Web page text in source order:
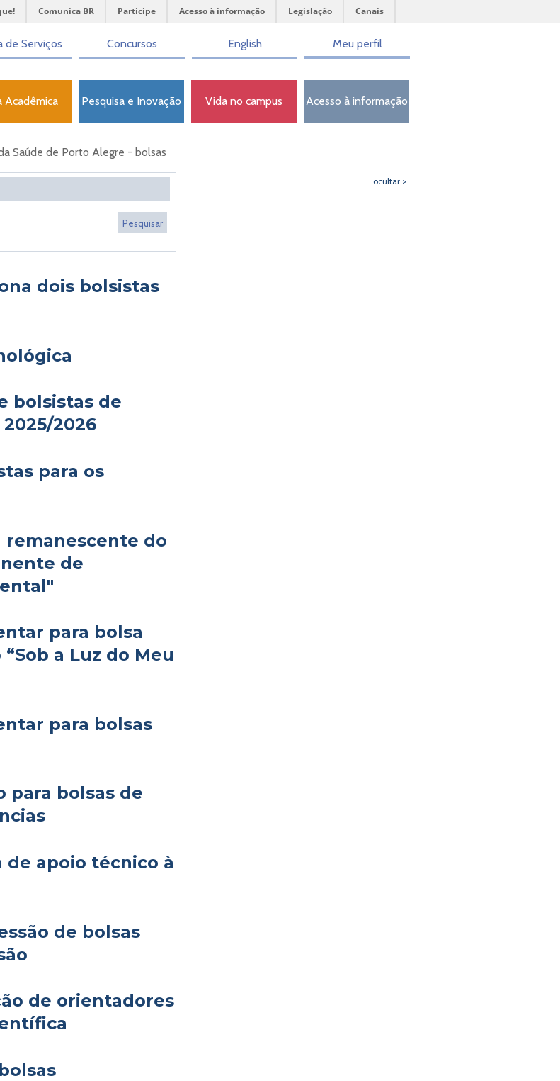
Comunica BR Participe Acesso à informação Legislação Canais
de Serviços Concursos English Meu perfil
Acadêmica Pesquisa e Inovação Vida no campus Acesso à informação
Saúde de Porto Alegre - bolsas
dois bolsistas
bolsistas de
2026
para os
remanescente do
de
para bolsa
a Luz do Meu
para bolsas
para bolsas de
de apoio técnico à
de bolsas
de orientadores
ocultar >